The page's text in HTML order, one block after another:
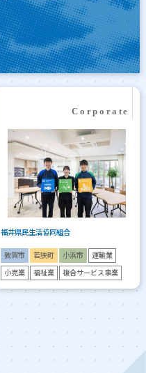
福井県民生活協同組合
敦賀市 若狭町 小浜市 運輸業
小売業 福祉業 複合サービス事業